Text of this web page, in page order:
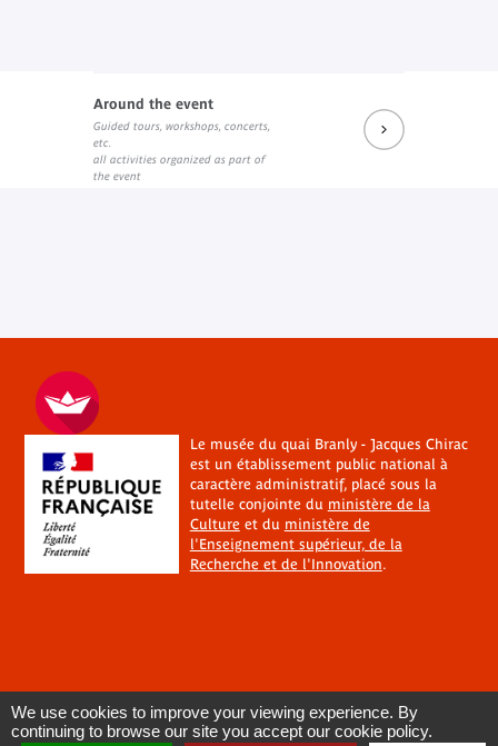
Around the event
Guided tours, workshops, concerts,
etc.
all activities organized as part of
the event
Le musée du quai Branly - Jacques Chirac
est un établissement public national à
caractère administratif, placé sous la
tutelle conjointe du ministère de la
Cultureet du ministère de
l'Enseignement supérieur, de la
Recherche et de l'Innovation.
We use cookies to improve your viewing experience. By
continuing to browse our site you accept our cookie policy.